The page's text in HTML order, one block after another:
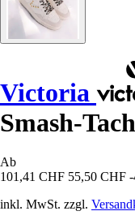
Victoria
Smash-
Ab
101,41 CHF 55,50 CHF
inkl. MwSt. zzgl.